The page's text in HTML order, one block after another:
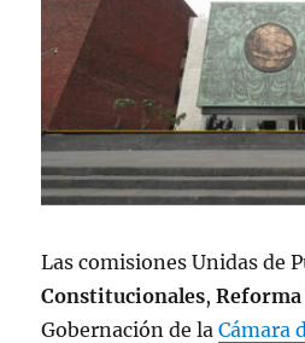
Las comisiones Unidas de
Constitucionales,
Gobernación de laCámara